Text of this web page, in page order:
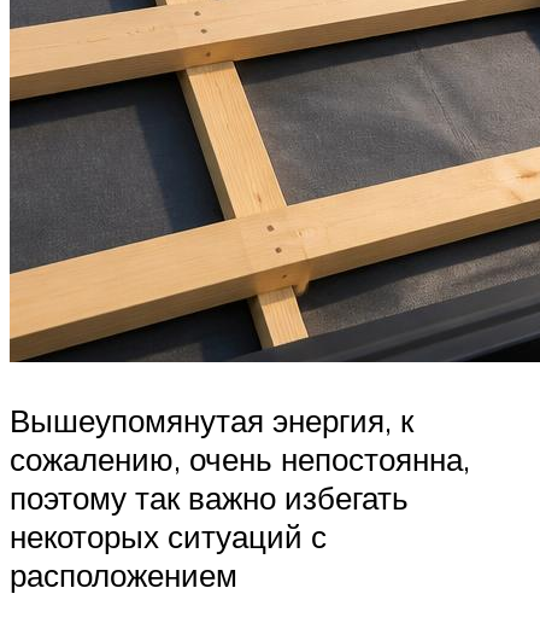
Вышеупомянутая энергия, к
сожалению, очень непостоянна,
поэтому так важно избегать
некоторых ситуаций с
расположением